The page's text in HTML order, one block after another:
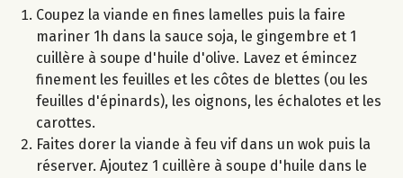
Coupez la viande en fines lamelles puis la faire
mariner 1h dans la sauce soja, le gingembre et 1
cuillère à soupe d'huile d'olive. Lavez et émincez
finement les feuilles et les côtes de blettes (ou les
feuilles d'épinards), les oignons, les échalotes et les
carottes.
Faites dorer la viande à feu vif dans un wok puis la
réserver. Ajoutez 1 cuillère à soupe d'huile dans le